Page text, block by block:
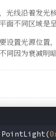
光线沿着发光
面不同区域是
设置光源位置
同因为衰减明